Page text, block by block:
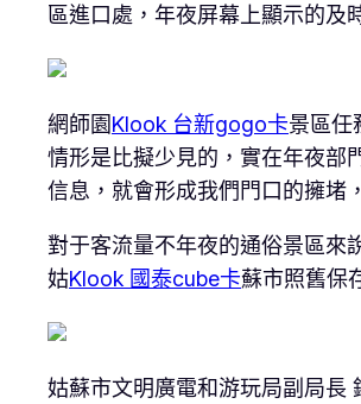
區進口處，年夜屏幕上顯示的及
網師園Klook 台新gogo卡景區任
情形是比擬少見的，實在年夜部
信息，就會形成我們門口的擁堵
對于客流量不年夜的通俗景區來
姑Klook 國泰cube卡蘇市照舊保
姑蘇市文明廣電和游玩局副局長